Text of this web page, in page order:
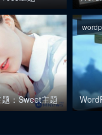
客主题：
博客主题：Sweet主题
能，适合认真写博客的…
：Sweet主题